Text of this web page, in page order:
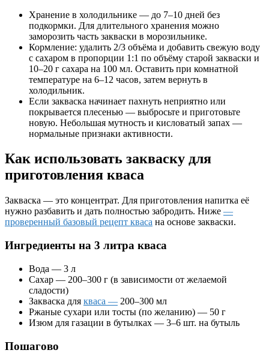
Хранение в холодильнике — до 7–10 дней без
подкормки. Для длительного хранения можно
заморозить часть закваски в морозильнике.
Кормление: удалить 2/3 объёма и добавить свежую воду
с сахаром в пропорции 1:1 по объёму старой закваски и
10–20 г сахара на 100 мл. Оставить при комнатной
температуре на 6–12 часов, затем вернуть в
холодильник.
Если закваска начинает пахнуть неприятно или
покрывается плесенью — выбросьте и приготовьте
новую. Небольшая мутность и кисловатый запах —
нормальные признаки активности.
Как использовать закваску для
приготовления кваса
Закваска — это концентрат. Для приготовления напитка её
нужно разбавить и дать полностью забродить. Ниже —
проверенный базовый рецепт кваса на основе закваски.
Ингредиенты на 3 литра кваса
Вода — 3 л
Сахар — 200–300 г (в зависимости от желаемой
сладости)
Закваска для кваса — 200–300 мл
Ржаные сухари или тосты (по желанию) — 50 г
Изюм для газации в бутылках — 3–6 шт. на бутыль
Пошагово